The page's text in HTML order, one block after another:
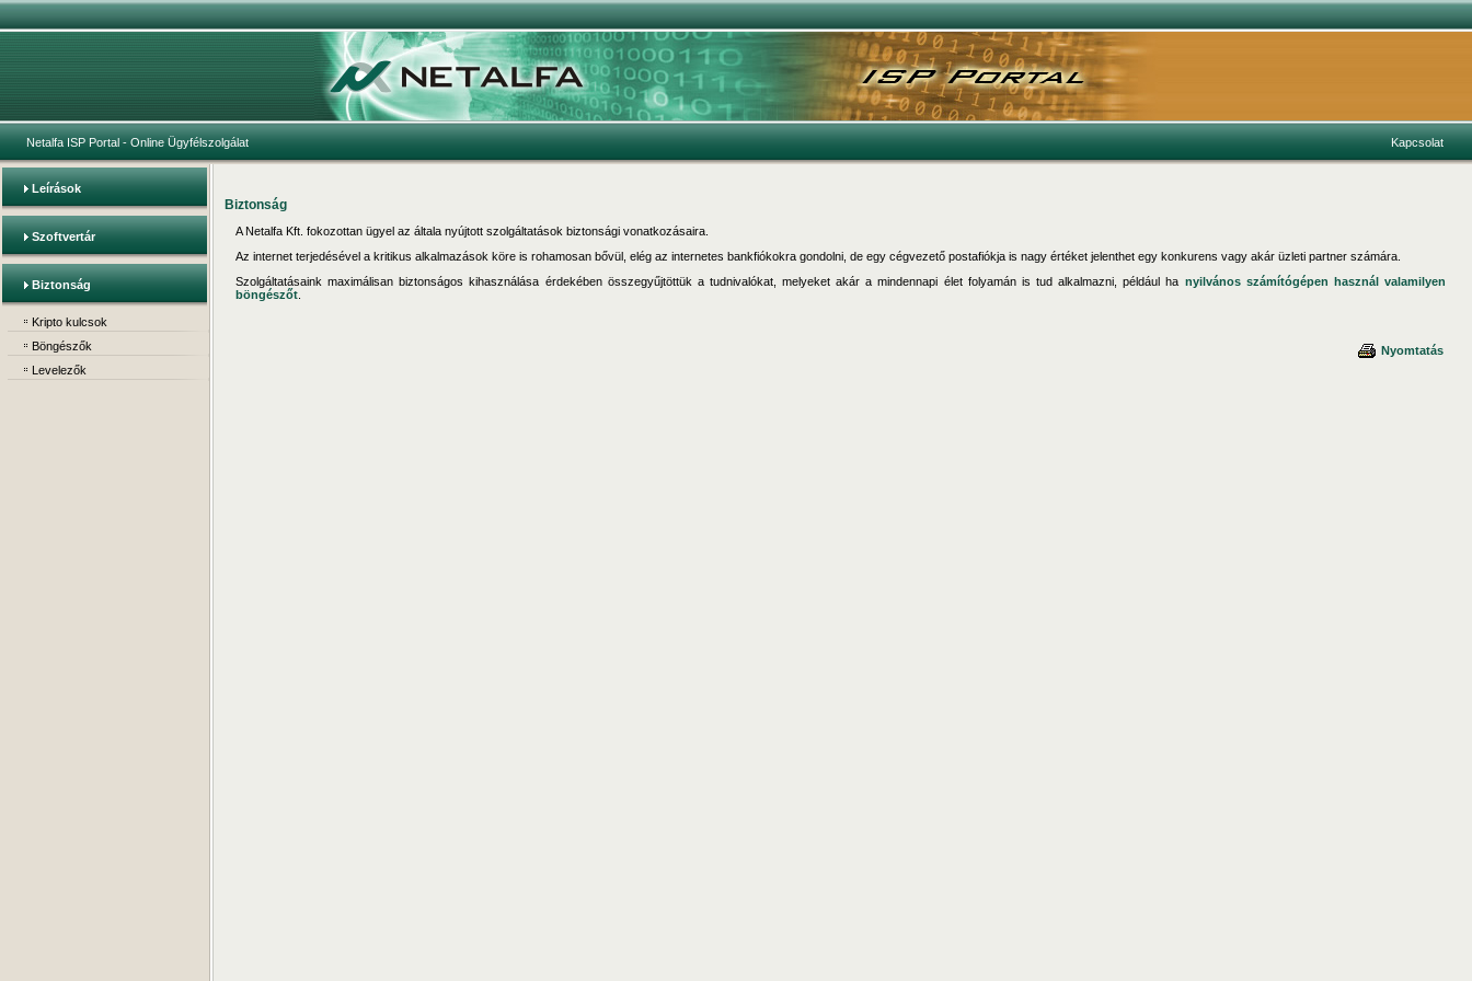
Netalfa ISP Portal - Online Ügyfélszolgálat Kapcsolat
Leírások
Szoftvertár
Biztonság
Kripto kulcsok
Böngészők
Levelezők
Biztonság
A Netalfa Kft. fokozottan ügyel az általa nyújtott szolgáltatások biztonsági vonatkozásaira.
Az internet terjedésével a kritikus alkalmazások köre is rohamosan bővül, elég az internetes bankfiókokra gondolni, de egy cégvezető postafiókja is nagy értéket jelenthet egy konkurens vagy akár üzleti partner számára.
Szolgáltatásaink maximálisan biztonságos kihasználása érdekében összegyűjtöttük a tudnivalókat, melyeket akár a mindennapi élet folyamán is tud alkalmazni, például ha nyilvános számítógépen használ valamilyen
böngészőt
Nyomtatás